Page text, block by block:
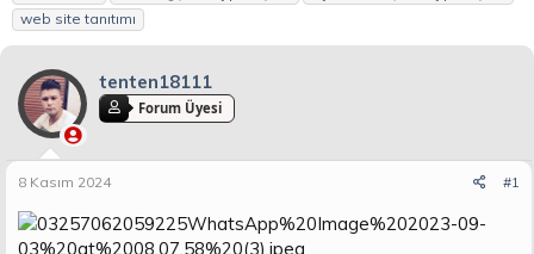
n
b
u
y
u
b
a
ş
t
a
ş
a
g
ı
t
i
h
i
e
web site tanıtımı
tenten18111
Forum Üyesi
8 Kasım 2024 #1